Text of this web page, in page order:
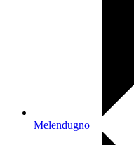
Melendugno